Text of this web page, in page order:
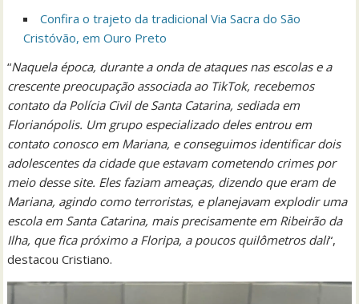
Confira o trajeto da tradicional Via Sacra do São
Cristóvão, em Ouro Preto
“Naquela época, durante a onda de ataques nas escolas e a
crescente preocupação associada ao TikTok, recebemos
contato da Polícia Civil de Santa Catarina, sediada em
Florianópolis. Um grupo especializado deles entrou em
contato conosco em Mariana, e conseguimos identificar dois
adolescentes da cidade que estavam cometendo crimes por
meio desse site. Eles faziam ameaças, dizendo que eram de
Mariana, agindo como terroristas, e planejavam explodir uma
escola em Santa Catarina, mais precisamente em Ribeirão da
Ilha, que fica próximo a Floripa, a poucos quilômetros dali“,
destacou Cristiano.